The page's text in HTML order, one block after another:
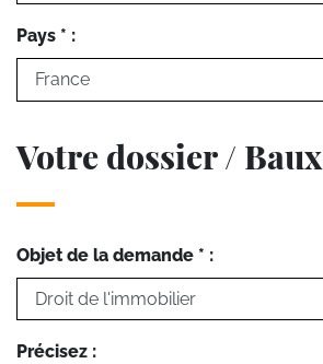
Pays * :
Votre dossier / Baux
Objet de la demande * :
Précisez :